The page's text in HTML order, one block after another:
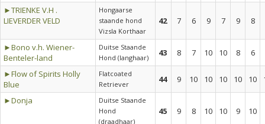
►TRIENKE V.H .
LIEVERDER VELD
Hongaarse
staande hond
Vizsla Korthaar
42 7 6 9 7 9 8
►Bono v.h. Wiener-
Benteler-land
Duitse Staande
Hond (langhaar)
43 8 7 10 10 8
6
►Flow of Spirits Holly
Blue
Flatcoated
Retriever
44 9 10 10 10 10 10
►Donja
Duitse Staande
Hond
(draadhaar)
45 9 8 10 10 9 10